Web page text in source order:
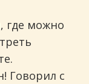
где можно
Говорил с